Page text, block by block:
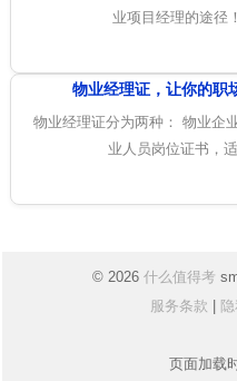
业项目经理的途径
物业经理证，让你的职
物业经理证分为两种： 物业企
业人员岗位证书，
© 2026什么值得考
服务条款
页面加载